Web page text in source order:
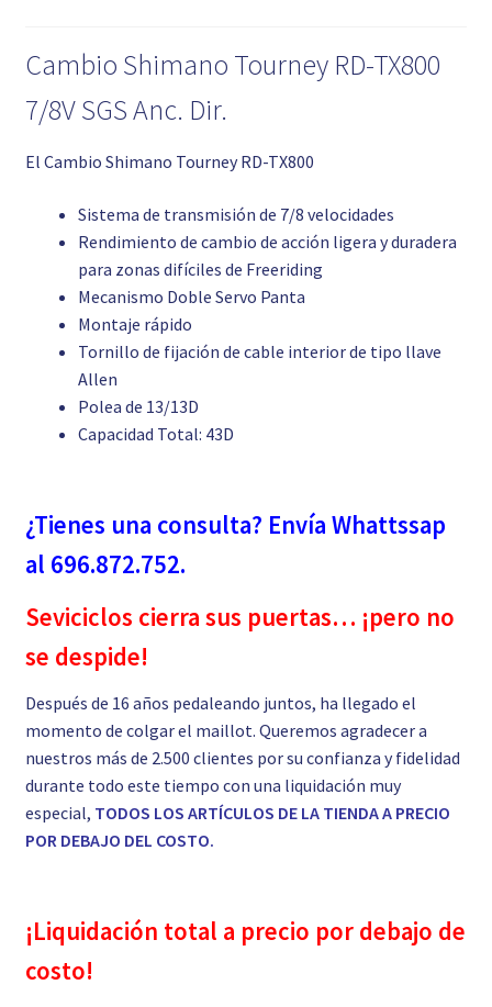
Cambio Shimano Tourney RD-TX800
7/8V SGS Anc. Dir.
El Cambio Shimano Tourney RD-TX800
Sistema de transmisión de 7/8 velocidades
Rendimiento de cambio de acción ligera y duradera
para zonas difíciles de Freeriding
Mecanismo Doble Servo Panta
Montaje rápido
Tornillo de fijación de cable interior de tipo llave
Allen
Polea de 13/13D
Capacidad Total: 43D
¿Tienes una consulta? Envía Whattssap
al 696.872.752.
Seviciclos cierra sus puertas… ¡pero no
se despide!
Después de 16 años pedaleando juntos, ha llegado el
momento de colgar el maillot. Queremos agradecer a
nuestros más de 2.500 clientes por su confianza y fidelidad
durante todo este tiempo con una liquidación muy
especial, TODOS LOS ARTÍCULOS DE LA TIENDA A PRECIO
POR DEBAJO DEL COSTO.
¡Liquidación total a precio por debajo de
costo!